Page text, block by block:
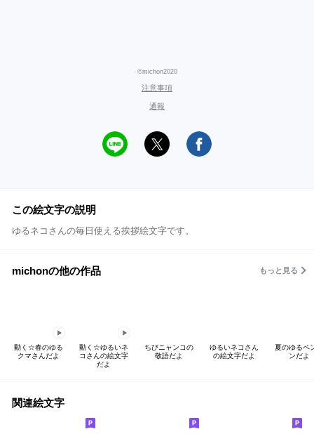
©michon2020
注意事項
通報
この絵文字の説明
ゆるネコさんの毎日使える挨拶絵文字です。
michonの他の作品 もっと見る
動く☆春のゆる
クマさんだよ
動く☆ゆるいネ
コさんの絵文字
だよ
ちびニャンコの
敬語だよ
ゆるいネコさん
の絵文字だよ
夏のゆるペ
ンだよ
関連絵文字